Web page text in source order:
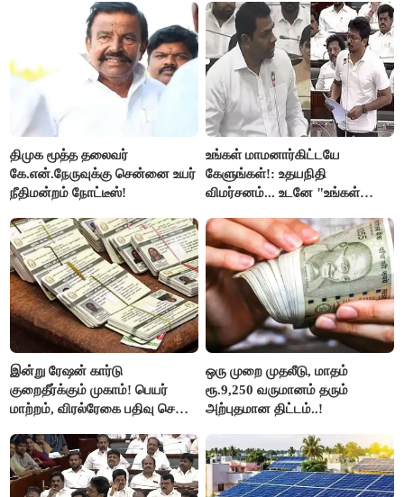
ரஜினிகாந்த்..!
திமுக மூத்த தலைவர்
கே.என்.நேருவுக்கு சென்னை உயர்
நீதிமன்றம் நோட்டீஸ்!
உங்கள் மாமனார்கிட்டயே
கேளுங்கள்!: உதயநிதி
விமர்சனம்... உடனே "உங்கள்
ஆதவ் அர்ஜுனா பதிலடி!
இன்று ரேஷன் கார்டு
குறைதீர்க்கும் முகாம்! பெயர்
மாற்றம், விரல்ரேகை பதிவு செய்ய
ஒரு முறை முதலீடு, மாதம்
ரூ.9,250 வருமானம் தரும்
அற்புதமான திட்டம்..!